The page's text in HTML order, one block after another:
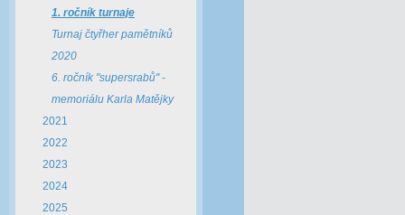
1. ročník turnaje
Turnaj čtyřher pamětníků
2020
6. ročník "supersrabů" -
memoriálu Karla Matějky
2021
2022
2023
2024
2025